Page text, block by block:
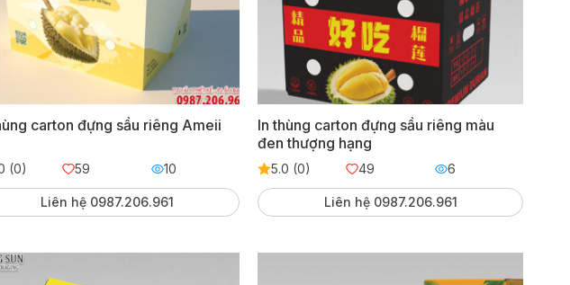
carton đựng sầu riêng Ameii
(0) 59 10
Liên hệ 0987.206.961
In thùng carton đựng sầu riêng màu
đen thượng hạng
5.0 (0) 49 6
Liên hệ 0987.206.961